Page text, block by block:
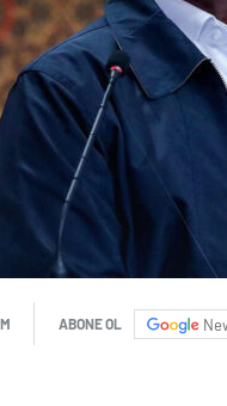
ABONE OL